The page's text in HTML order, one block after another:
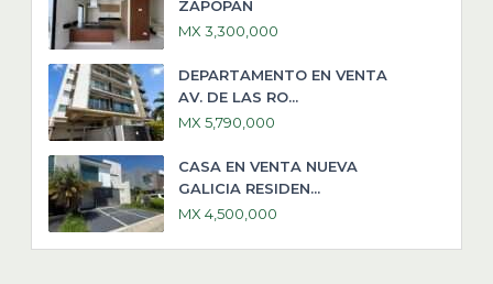
ZAPOPAN
MX 3,300,000
DEPARTAMENTO EN VENTA
AV. DE LAS RO...
MX 5,790,000
CASA EN VENTA NUEVA
GALICIA RESIDEN...
MX 4,500,000